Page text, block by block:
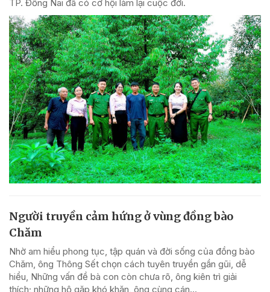
TP. Đồng Nai đã có cơ hội làm lại cuộc đời.
Người truyền cảm hứng ở vùng đồng bào
Chăm
Nhờ am hiểu phong tục, tập quán và đời sống của đồng bào
Chăm, ông Thông Sết chọn cách tuyên truyền gần gũi, dễ
hiểu, Những vấn đề bà con còn chưa rõ, ông kiên trì giải
thích; những hộ gặp khó khăn, ông cùng cán...